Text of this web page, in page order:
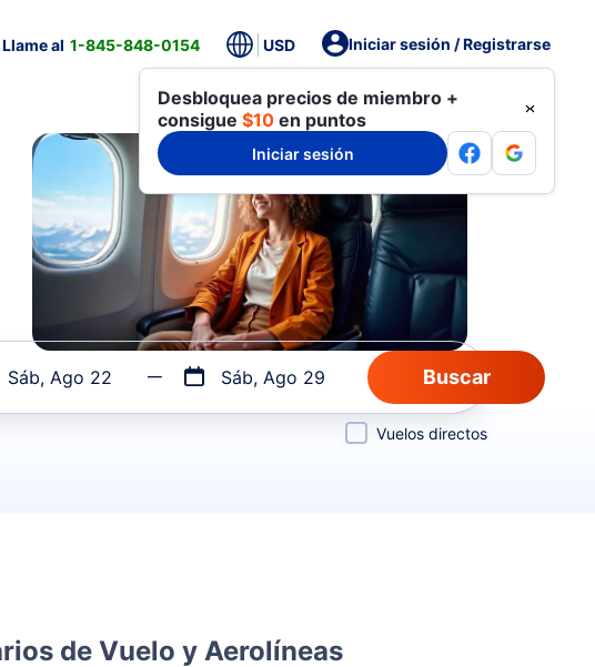
al 1-845-848-0154 USD Iniciar sesión / Registrarse
Desbloquea precios de miembro +
consigue $10 en puntos
Iniciar sesión
Sáb, Ago 22 Sáb, Ago 29
Vuelos directos
de Vuelo y Aerolíneas